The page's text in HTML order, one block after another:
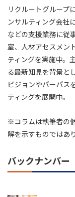
リクルートグループ
ンサルティング会社
などの支援業務に従
室、人材アセスメン
ティングを実施中。
る最新知見を背景と
ビジョンやパーパス
ティングを展開中。
※コラムは執筆者の
解を示すものではあ
バックナンバー